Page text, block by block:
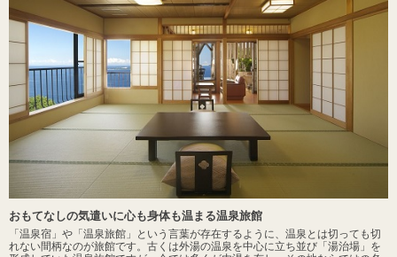
おもてなしの気遣いに心も身体も温まる温泉旅館
「温泉宿」や「温泉旅館」という言葉が存在するように、温泉とは切っても切
れない間柄なのが旅館です。古くは外湯の温泉を中心に立ち並び「湯治場」を